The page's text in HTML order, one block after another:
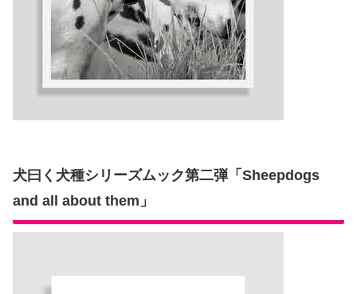
犬曰く犬種シリーズムック第二弾「Sheepdogs
and all about them」